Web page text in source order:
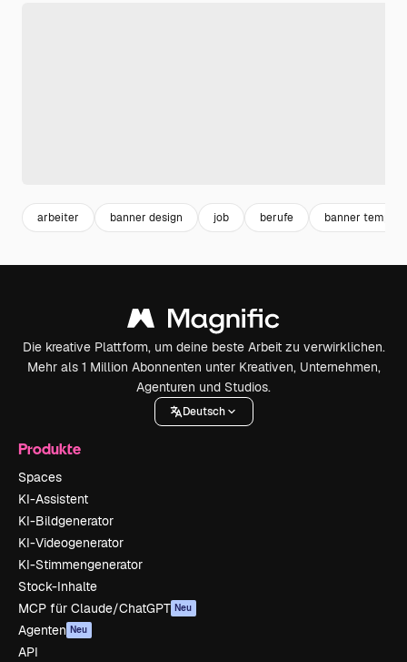
arbeiter banner design job berufe banner
Die kreative Plattform, um deine beste Arbeit zu verwirklichen.
Mehr als 1 Million Abonnenten unter Kreativen, Unternehmen,
Agenturen und Studios.
Deutsch
Produkte
Spaces
KI-Assistent
KI-Bildgenerator
KI-Videogenerator
KI-Stimmengenerator
Stock-Inhalte
MCP für Claude/ChatGPT Neu
Agenten Neu
API